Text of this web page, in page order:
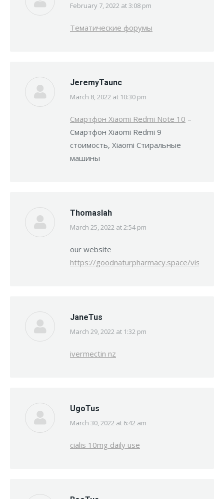
says:
February 7, 2022 at 3:08 pm
Тематические форумы
JeremyTaunc
says:
March 8, 2022 at 10:30 pm
Смартфон Xiaomi Redmi Note 10 –
Смартфон Xiaomi Redmi 9
стоимость, Xiaomi Стиральные
машины
Thomaslah
says:
March 25, 2022 at 2:54 pm
our website
https://goodnaturpharmacy.space/vision/
JaneTus
says:
March 29, 2022 at 1:32 pm
ivermectin nz
UgoTus
says:
March 30, 2022 at 6:42 am
cialis 10mg daily use